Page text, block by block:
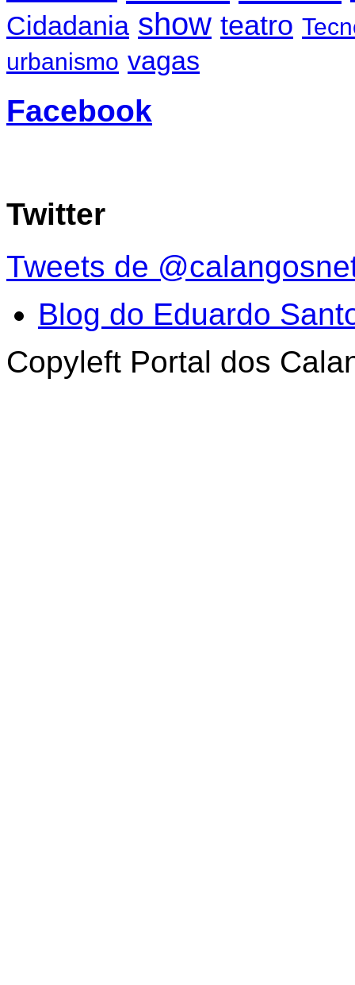
Cidadania show teatro
urbanismo vagas
Facebook
Twitter
Tweets de
Blog do Eduardo
Copyleft Portal dos